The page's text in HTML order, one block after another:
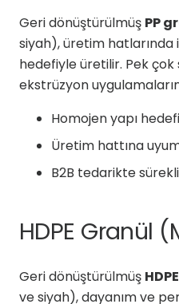
Geri dönüştürülmüş PP
siyah), üretim hatlarında
hedefiyle üretilir. Pek
ekstrüzyon
Homojen yapı hedefi
Üretim hattına
B2B tedarikte
HDPE Granül
Geri dönüştürülmüş
ve siyah), dayanım ve